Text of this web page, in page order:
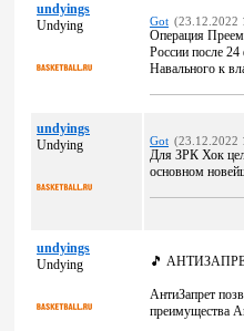
undyings
Undying
Got (23.12.2022
Операция
России после
Навального к
undyings
Undying
Got (23.12.2022
Для ЗРК Хок
основном
undyings
Undying
🎵
АнтиЗапрет
преимущества